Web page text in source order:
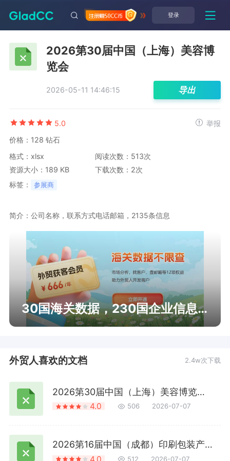
登录
2026第30届中国（上海）美容博
览会
2026-05-11 14:46:15 导出
5.0
举报
价格：128 钻石
格式：xlsx
阅读次数：513次
资源大小：189 KB
下载次数：2次
标签：
参展商
简介：公司名称，联系方式电话邮箱，2135条信息
30国海关数据，230国企业信息查询
外贸人喜欢的文档 2.4w次下载
2026第30届中国（上海）美容博览会 2139条
4.0 506 2026-07-07
2026第16届中国（成都）印刷包装产业博览会 115条
4.0 512 2026-07-07